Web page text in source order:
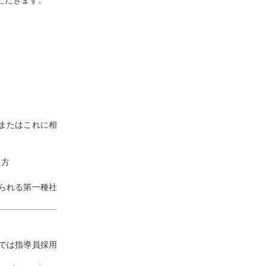
たはこれに相
れる第一種社
は指導員採用